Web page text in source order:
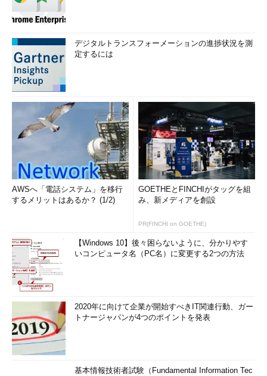
デジタルトランスフォーメーションの進捗状況を測
定するには
AWSへ「電話システム」を移行
するメリットはあるか？ (1/2)
GOETHEとFINCHIがタッグを組
み、新メディアを創設
PR(FINCHI on GOETHE)
【Windows 10】後々困らないように、分かりやす
いコンピュータ名（PC名）に変更する2つの方法
2020年に向けて企業が開始すべきIT関連行動、ガー
トナージャパンが4つのポイントを発表
基本情報技術者試験（Fundamental Information Tec